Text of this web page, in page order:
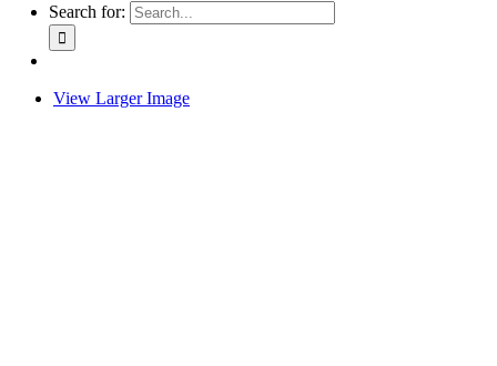
Search for:
View Larger Image